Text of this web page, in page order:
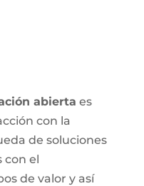
abierta es
con la
de soluciones
con el
de valor y así